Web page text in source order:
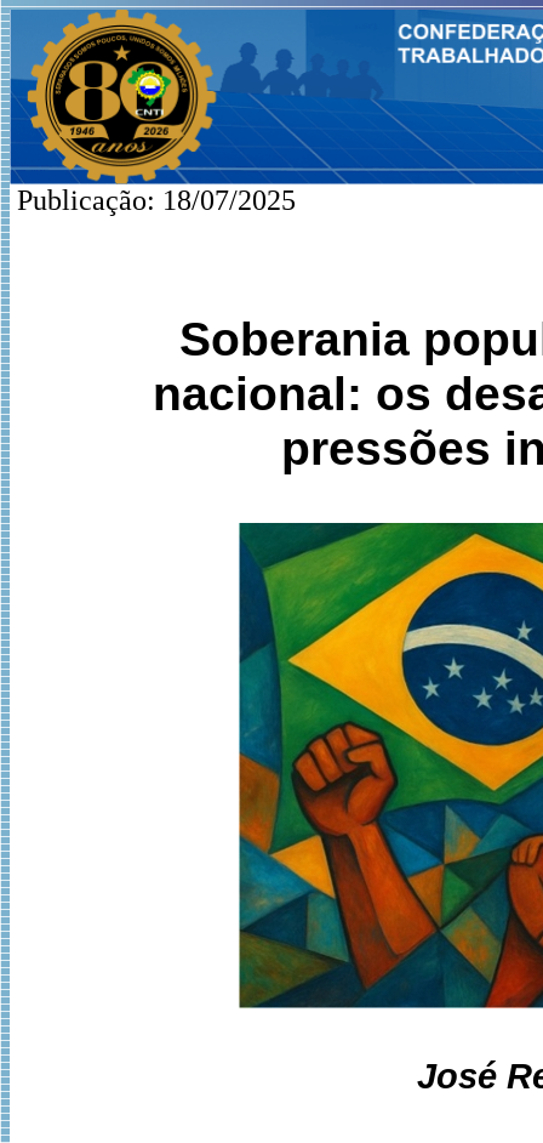
Publicação: 18/07/2025
Soberania
nacional: os
pressões
José